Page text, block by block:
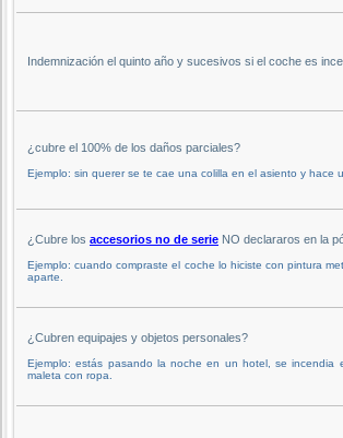
Indemnización el quinto año y sucesivos si el coche es
¿cubre el 100% de los daños parciales?
Ejemplo: sin querer se te cae una colilla en el asiento y hace
¿Cubre los accesorios no de serie NO declararos en la
Ejemplo: cuando compraste el coche lo hiciste con pintura
aparte.
¿Cubren equipajes y objetos personales?
Ejemplo: estás pasando la noche en un hotel, se incendia
maleta con ropa.